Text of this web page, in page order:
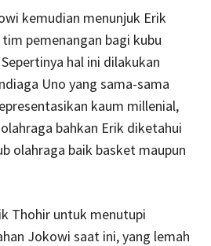
kemudian menunjuk Erik
pemenangan bagi kubu
hal ini dilakukan
Uno yang sama-sama
kaum millenial,
bahkan Erik diketahui
olahraga baik basket maupun
Thohir untuk menutupi
Jokowi saat ini, yang lemah